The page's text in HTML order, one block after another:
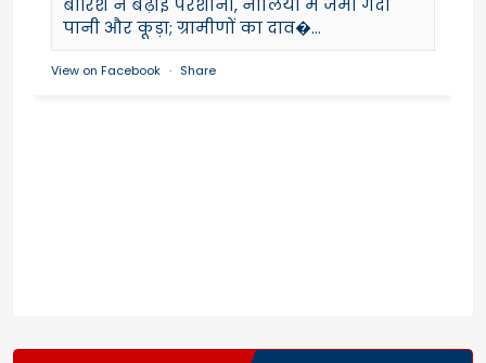
बारिश ने बढ़ाई परेशानी, नालियों में जमा गंदा
पानी और कूड़ा; ग्रामीणों का दाव�...
View on Facebook · Share